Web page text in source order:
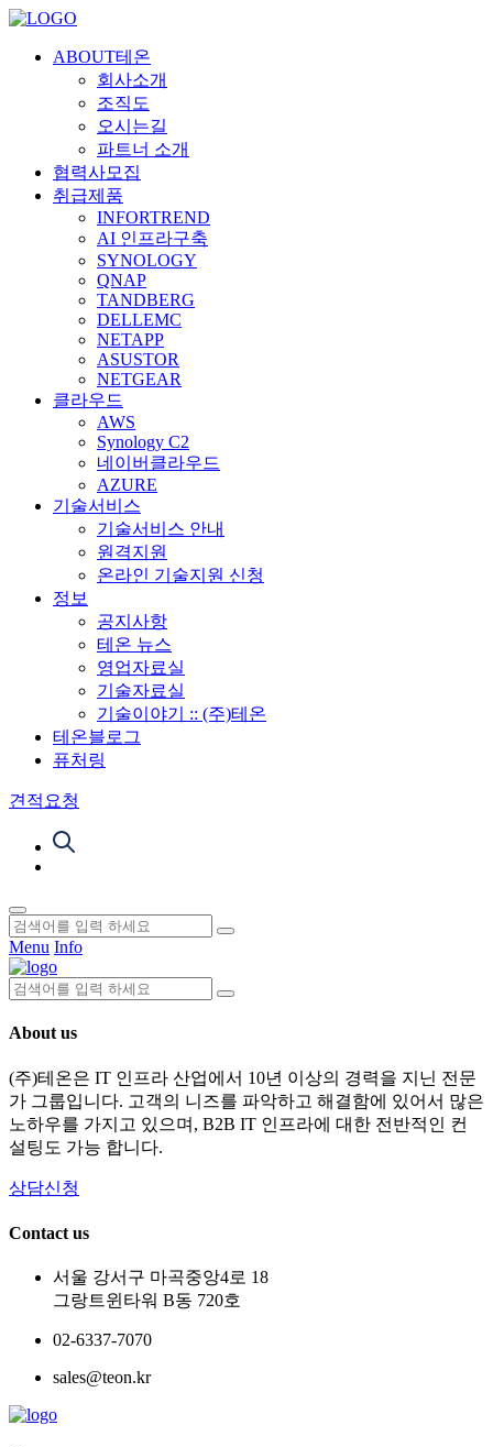
ABOUT테온
회사소개
조직도
오시는길
파트너 소개
협력사모집
취급제품
INFORTREND
AI 인프라구축
SYNOLOGY
QNAP
TANDBERG
DELLEMC
NETAPP
ASUSTOR
NETGEAR
클라우드
AWS
Synology C2
네이버클라우드
AZURE
기술서비스
기술서비스 안내
원격지원
온라인 기술지원 신청
정보
공지사항
테온 뉴스
영업자료실
기술자료실
기술이야기 :: (주)테온
테온블로그
퓨처링
견적요청
Menu Info
About us
(주)테온은 IT 인프라 산업에서 10년 이상의 경력을 지닌 전문
가 그룹입니다. 고객의 니즈를 파악하고 해결함에 있어서 많은
노하우를 가지고 있으며, B2B IT 인프라에 대한 전반적인 컨
설팅도 가능 합니다.
상담신청
Contact us
서울 강서구 마곡중앙4로 18
그랑트윈타워 B동 720호
02-6337-7070
sales@teon.kr